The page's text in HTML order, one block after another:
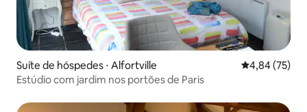
Suíte de hóspedes ⋅ Alfortville 4,84 de uma
4,84 (75)
Estúdio com jardim nos portões de Paris